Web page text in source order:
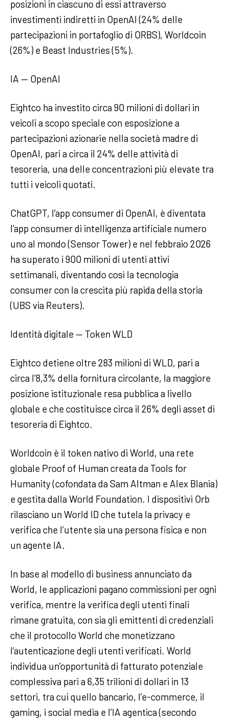
posizioni in ciascuno di essi attraverso
investimenti indiretti in OpenAI (24% delle
partecipazioni in portafoglio di ORBS), Worldcoin
(26%) e Beast Industries (5%).
IA — OpenAI
Eightco ha investito circa 90 milioni di dollari in
veicoli a scopo speciale con esposizione a
partecipazioni azionarie nella società madre di
OpenAI, pari a circa il 24% delle attività di
tesoreria, una delle concentrazioni più elevate tra
tutti i veicoli quotati.
ChatGPT, l’app consumer di OpenAI, è diventata
l’app consumer di intelligenza artificiale numero
uno al mondo (Sensor Tower) e nel febbraio 2026
ha superato i 900 milioni di utenti attivi
settimanali, diventando così la tecnologia
consumer con la crescita più rapida della storia
(UBS via Reuters).
Identità digitale — Token WLD
Eightco detiene oltre 283 milioni di WLD, pari a
circa l’8,3% della fornitura circolante, la maggiore
posizione istituzionale resa pubblica a livello
globale e che costituisce circa il 26% degli asset di
tesoreria di Eightco.
Worldcoin è il token nativo di World, una rete
globale Proof of Human creata da Tools for
Humanity (cofondata da Sam Altman e Alex Blania)
e gestita dalla World Foundation. I dispositivi Orb
rilasciano un World ID che tutela la privacy e
verifica che l’utente sia una persona fisica e non
un agente IA.
In base al modello di business annunciato da
World, le applicazioni pagano commissioni per ogni
verifica, mentre la verifica degli utenti finali
rimane gratuita, con sia gli emittenti di credenziali
che il protocollo World che monetizzano
l’autenticazione degli utenti verificati. World
individua un’opportunità di fatturato potenziale
complessiva pari a 6,35 trilioni di dollari in 13
settori, tra cui quello bancario, l’e-commerce, il
gaming, i social media e l’IA agentica (secondo